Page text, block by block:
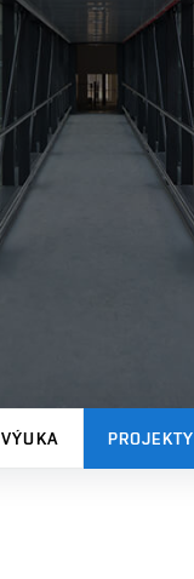
VÝUKA PROJEKTY